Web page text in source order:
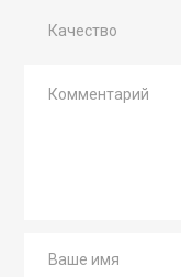
Качество